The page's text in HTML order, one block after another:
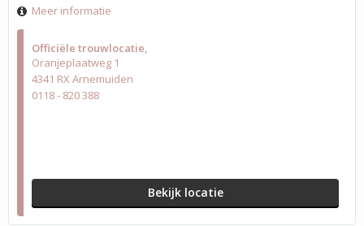
Officiële trouwlocatie
Oranjeplaatweg 1
4341 RX Arnemuiden
0118 - 820 388
Bekijk locatie
Meer informatie